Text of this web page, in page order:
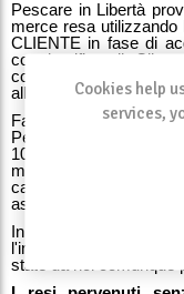
Pescare in Libertà
merce resa
CLIENTE in fase di
con bonifico, il
coordinate
all'esecuzione del
Fatta salva la
Pescare in Libertà
10 giorni lavorativi
merce sostitutiva. In
carico del cliente
assicurazione.
In caso di aver
l'importo delle spese
state da noi comunque
Cookies help
services,